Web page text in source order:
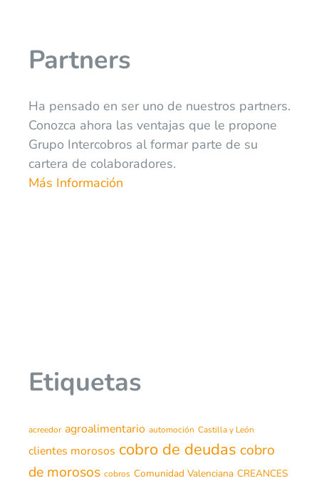
Partners
Ha pensado en ser uno de nuestros partners.
Conozca ahora las ventajas que le propone
Grupo Intercobros al formar parte de su
cartera de colaboradores.
Más Información
Etiquetas
acreedor agroalimentario automoción Castilla y León
clientes morosos cobro de deudas cobro
de morosos cobros Comunidad Valenciana CREANCES